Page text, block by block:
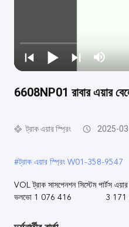
6608NP01 রাবার এয়ার
ট্রাক এয়ার স্প্রিং 2025-
#ট্রাক এয়ার স্প্রিং W01-358-9547
VOL ট্রাক সাসপেনশন সিস্টেম
ভলভো 1 076 416 3